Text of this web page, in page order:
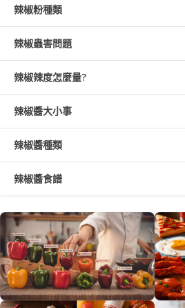
辣椒粉種類
辣椒蟲害問題
辣椒辣度怎麼量?
辣椒醬大小事
辣椒醬種類
辣椒醬食譜